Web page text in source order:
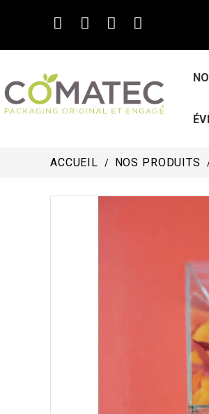
ACCUEIL NOS PRODUITS